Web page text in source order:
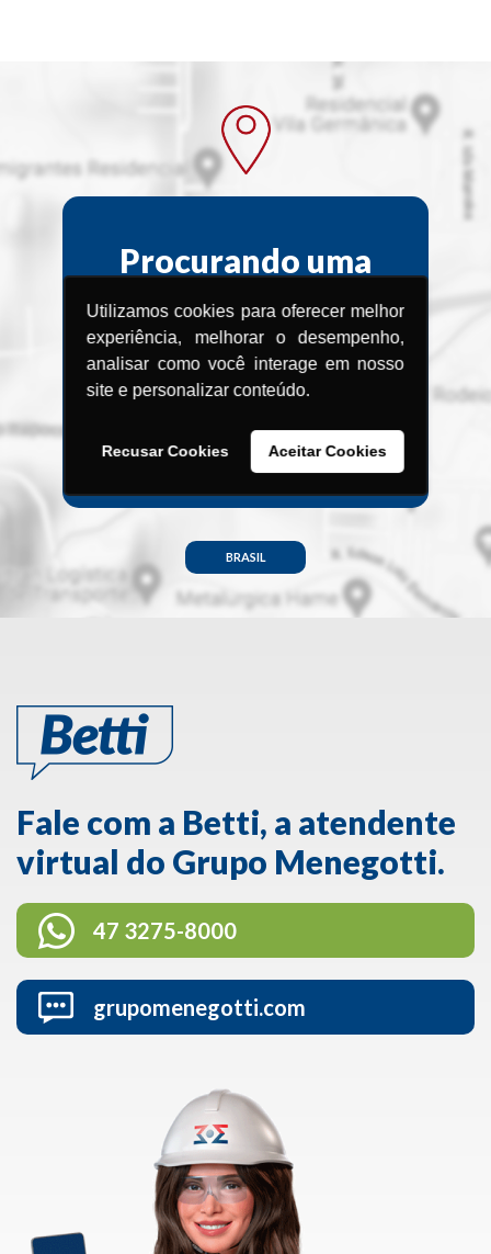
Utilizamos cookies para oferecer melhor
experiência, melhorar o desempenho,
analisar como você interage em nosso
site e personalizar conteúdo.
Recusar Cookies Aceitar Cookies
Procurando uma
Assistência
Técnica?
Encontre a Assistência Técnica
mais próxima de você.
BRASIL
Fale com a Betti, a atendente
virtual do Grupo Menegotti.
47 3275-8000
grupomenegotti.com